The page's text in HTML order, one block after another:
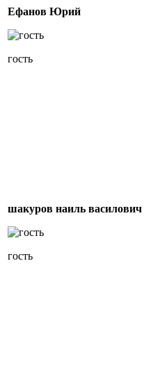
Ефанов Юрий
гость
шакуров наиль василович
гость